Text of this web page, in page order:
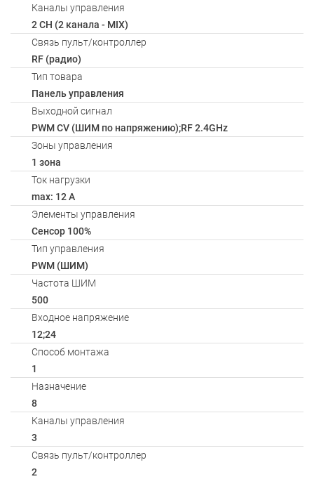
Каналы управления
2 CH (2 канала - MIX)
Связь пульт/контроллер
RF (радио)
Тип товара
Панель управления
Выходной сигнал
PWM СV (ШИМ по напряжению);RF 2.4GHz
Зоны управления
1 зона
Ток нагрузки
max: 12 A
Элементы управления
Сенсор 100%
Тип управления
PWM (ШИМ)
Частота ШИМ
500
Входное напряжение
12;24
Способ монтажа
1
Назначение
8
Каналы управления
3
Связь пульт/контроллер
2